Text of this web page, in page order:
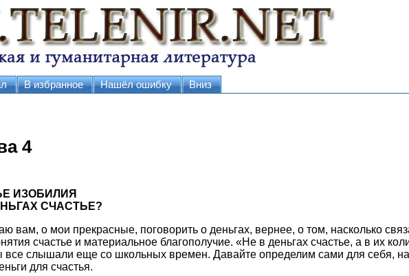
В избранное Нашёл ошибку Вниз
4
ИЗОБИЛИЯ
СЧАСТЬЕ?
вам, о мои прекрасные, поговорить о деньгах, вернее, о том, насколько
счастье и материальное благополучие. «Не в деньгах счастье, а в их
все слышали еще со школьных времен. Давайте определим сами для себя,
для счастья.